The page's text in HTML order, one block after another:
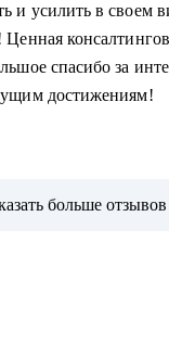
и усилить в своем
Ценная
спасибо за
достижениям!
больше отзывов